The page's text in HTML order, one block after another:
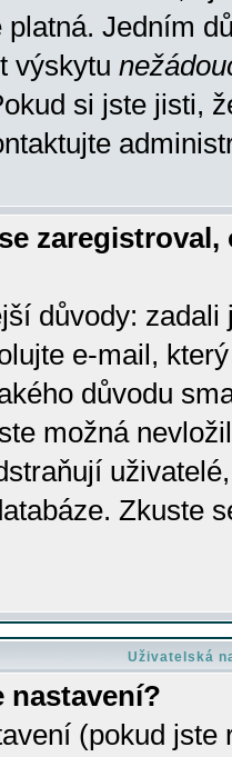
Jedním
výskytu
si jste jisti,
důvody:
e-mail,
důvodu
možná
Zkuste
Uživatelská
nastavení?
(pokud